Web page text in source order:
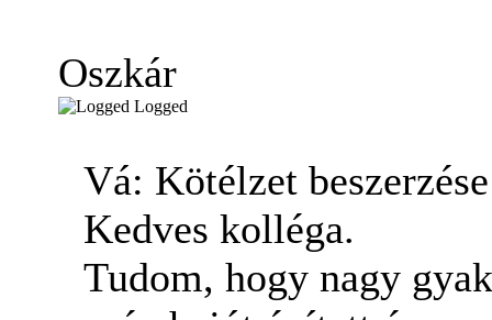
Oszkár
Logged
Vá: Kötélzet
Kedves kolléga.
Tudom, hogy nagy